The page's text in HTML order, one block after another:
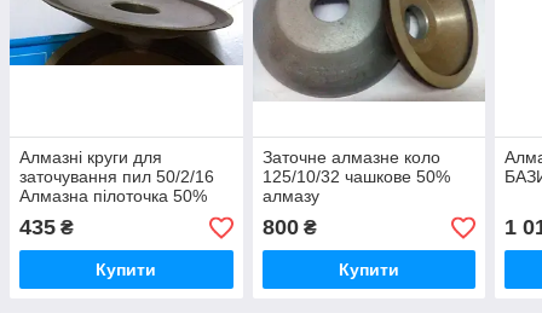
Алмазні круги для
заточування пил 50/2/16
Алмазна пілоточка 50%
алмаз
435 ₴
Купити
Заточне алмазне коло
125/10/32 чашкове 50%
алмазу
800₴
Купити
1